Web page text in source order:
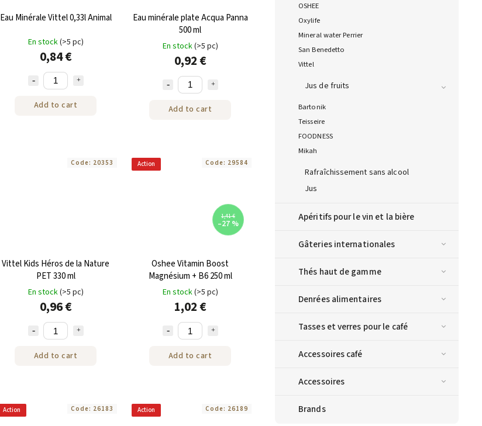
OSHEE
Oxylife
Mineral water Perrier
San Benedetto
Vittel
Jus de fruits
Bartonik
Teisseire
FOODNESS
Mikah
Rafraîchissement sans alcool
Jus
Apéritifs pour le vin et la bière
Gâteries internationales
Thés haut de gamme
Denrées alimentaires
Tasses et verres pour le café
Accessoires café
Accessoires
Brands
Eau Minérale Vittel 0,33l Animal
En stock(>5 pc)
0,84 €
Add to cart
Eau minérale plate Acqua Panna
500 ml
En stock(>5 pc)
0,92 €
Add to cart
Vittel Kids Héros de la Nature
PET 330 ml
En stock(>5 pc)
0,96 €
Add to cart
Code: 20353 Action
1,41 €
–27 %
Oshee Vitamin Boost
Magnésium + B6 250 ml
En stock(>5 pc)
1,02 €
Add to cart
Code: 29584
Action Code: 26183 Action Code: 26189